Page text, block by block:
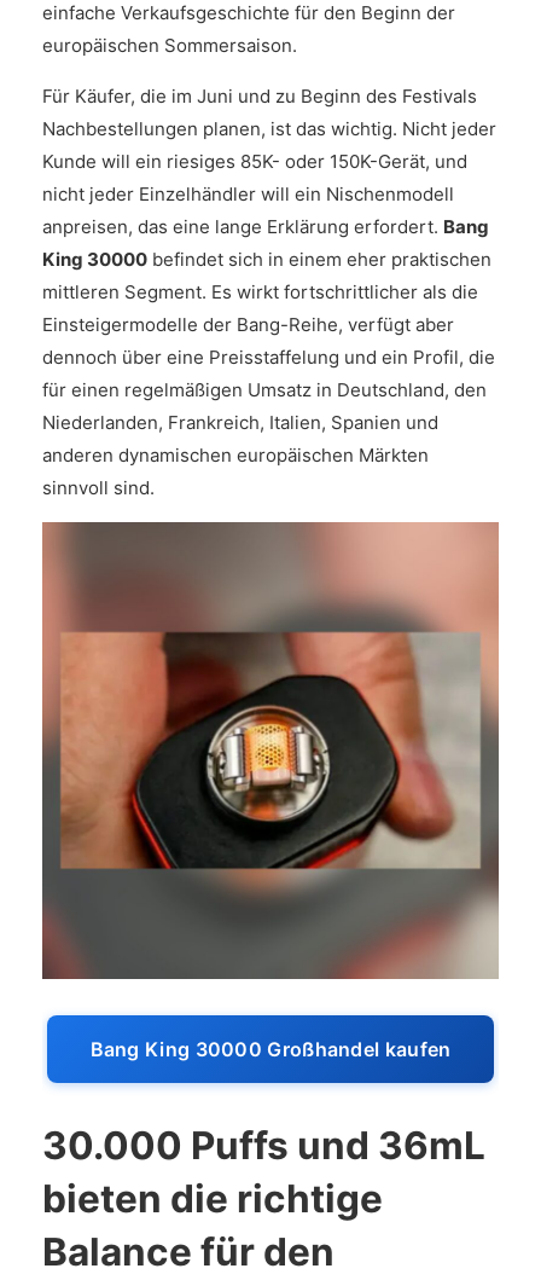
einfache Verkaufsgeschichte für den Beginn der
europäischen Sommersaison.
Für Käufer, die im Juni und zu Beginn des Festivals
Nachbestellungen planen, ist das wichtig. Nicht jeder
Kunde will ein riesiges 85K- oder 150K-Gerät, und
nicht jeder Einzelhändler will ein Nischenmodell
anpreisen, das eine lange Erklärung erfordert. Bang
King 30000 befindet sich in einem eher praktischen
mittleren Segment. Es wirkt fortschrittlicher als die
Einsteigermodelle der Bang-Reihe, verfügt aber
dennoch über eine Preisstaffelung und ein Profil, die
für einen regelmäßigen Umsatz in Deutschland, den
Niederlanden, Frankreich, Italien, Spanien und
anderen dynamischen europäischen Märkten
sinnvoll sind.
Bang King 30000 Großhandel kaufen
30.000 Puffs und 36mL
bieten die richtige
Balance für den